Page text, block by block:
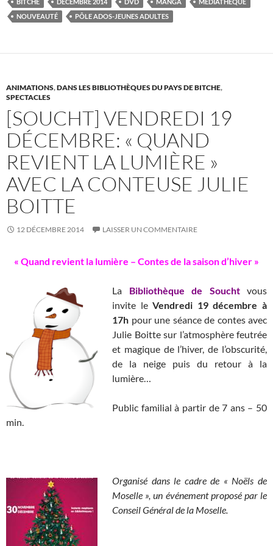
b
o
er es bl g
BITCHE DÉCEMBRE 2014 DVD MANGA
MEDIATHEQUE
NOUVEAUTÉ
PÔLE ADOS-JEUNES ADULTES
ANIMATIONS,DANS LES BIBLIOTHÈQUES DU PAYS DE BITCHE,
SPECTACLES
[SOUCHT] VENDREDI 19
DÉCEMBRE: « QUAND
REVIENT LA LUMIÈRE »
AVEC LA CONTEUSE JULIE
BOITTE
12 DÉCEMBRE 2014 LAISSER UN COMMENTAIRE
« Quand revient la lumière – Contes de la saison d’hiver »
La Bibliothèque de Soucht
vous
invite leVendredi 19 décembre à
17h pour une séance de contes avec
Julie Boitte sur l’atmosphère feutrée
et magique de l’hiver, de l’obscurité,
de la neige puis du retour à la
lumière…
Public familial à partir de 7 ans – 50
min.
Organisé dans le cadre de « Noëls de
Moselle », un événement proposé par le
Conseil Général de la Moselle.